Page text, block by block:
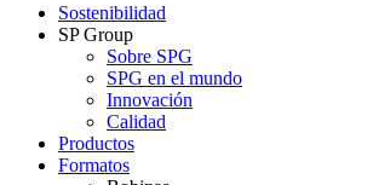
Sostenibilidad
SP Group
Sobre SPG
SPG en el mundo
Innovación
Calidad
Productos
Formatos